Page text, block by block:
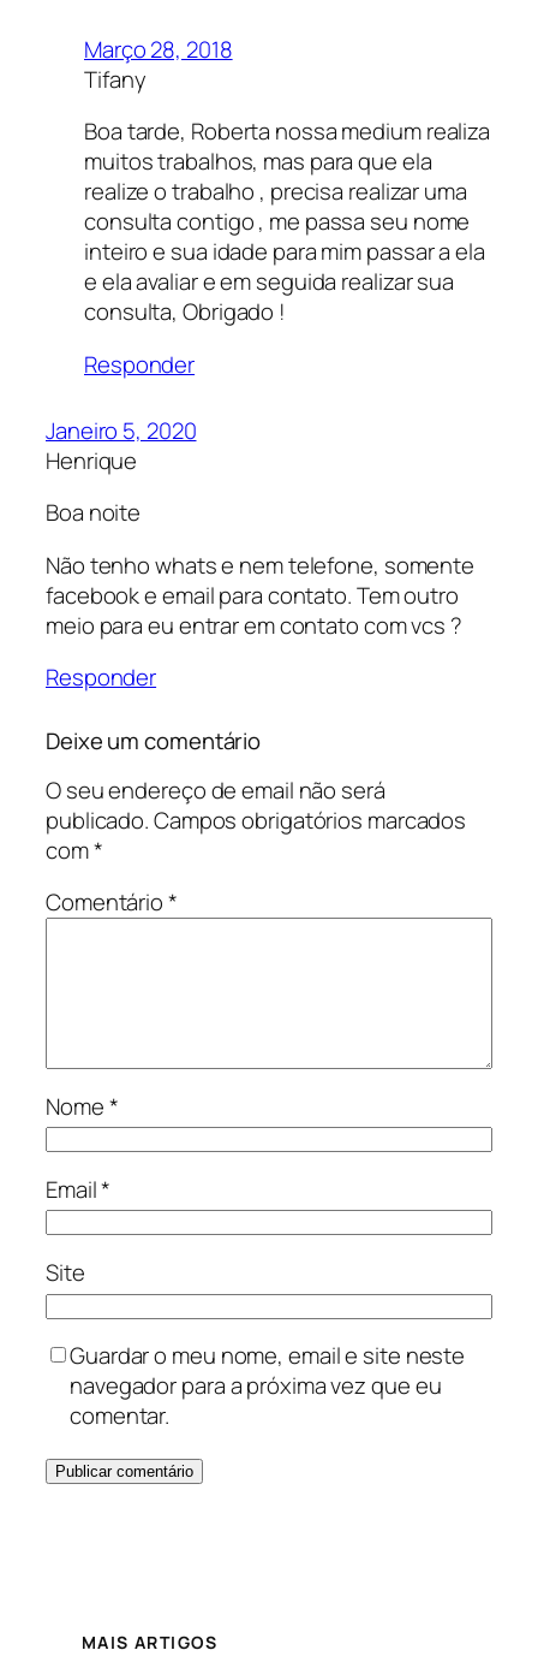
Março 28, 2018
Tifany
Boa tarde, Roberta nossa medium realiza
muitos trabalhos, mas para que ela
realize o trabalho , precisa realizar uma
consulta contigo , me passa seu nome
inteiro e sua idade para mim passar a ela
e ela avaliar e em seguida realizar sua
consulta, Obrigado !
Responder
Janeiro 5, 2020
Henrique
Boa noite
Não tenho whats e nem telefone, somente
facebook e email para contato. Tem outro
meio para eu entrar em contato com vcs ?
Responder
Deixe um comentário
O seu endereço de email não será
publicado.Campos obrigatórios marcados
com*
Comentário*
Nome*
Email*
Site
Guardar o meu nome, email e site neste
navegador para a próxima vez que eu
comentar.
MAIS ARTIGOS